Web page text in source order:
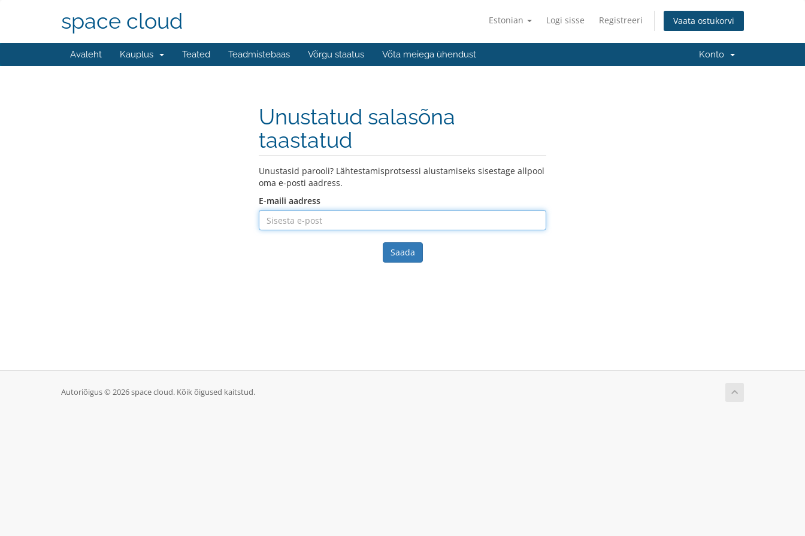
Estonian Logi sisse Registreeri Vaata ostukorvi
space cloud
Avaleht Kauplus Teated Teadmistebaas Võrgu staatus Võta meiega ühendust Konto
Unustatud salasõna
taastatud
Unustasid parooli? Lähtestamisprotsessi alustamiseks sisestage allpool
oma e-posti aadress.
E-maili aadress
Saada
Autoriõigus © 2026 space cloud. Kõik õigused kaitstud.